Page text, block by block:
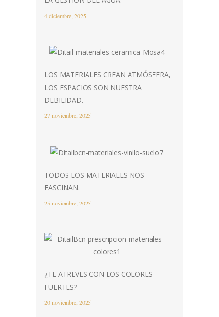
4 diciembre, 2025
LOS MATERIALES CREAN ATMÓSFERA,
LOS ESPACIOS SON NUESTRA
DEBILIDAD.
27 noviembre, 2025
TODOS LOS MATERIALES NOS
FASCINAN.
25 noviembre, 2025
¿TE ATREVES CON LOS COLORES
FUERTES?
20 noviembre, 2025